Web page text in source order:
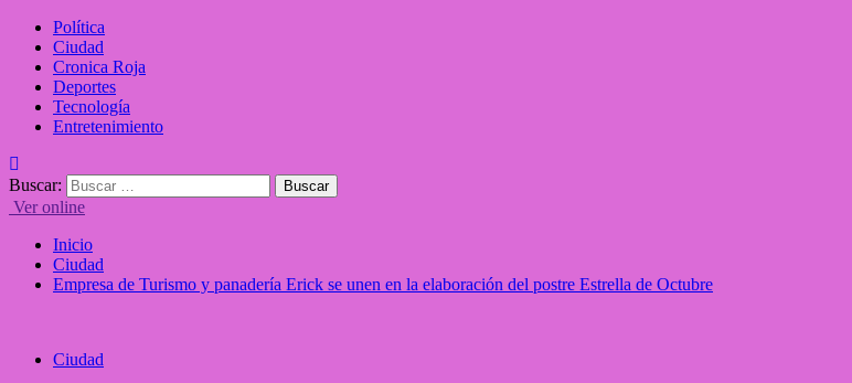
Política
Ciudad
Cronica Roja
Deportes
Tecnología
Entretenimiento
Buscar:
Ver online
Inicio
Ciudad
Empresa de Turismo y panadería Erick se unen en la elaboración del postre Estrella de Octubre
Ciudad